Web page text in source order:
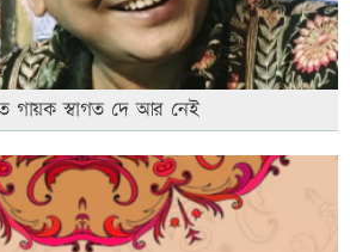
গায়ক স্বাগত দে আর নেই